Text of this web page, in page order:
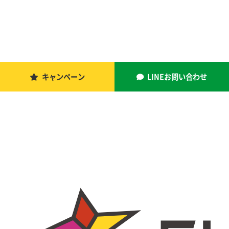
キャンペーン LINEお問い合わせ